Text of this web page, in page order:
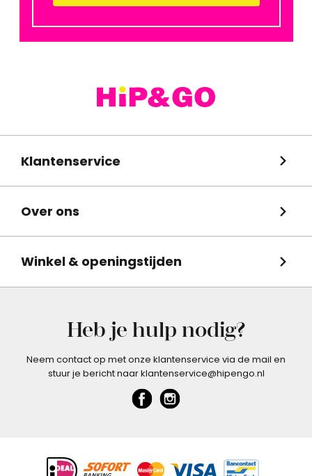
Klantenservice
Over ons
Winkel & openingstijden
Heb je hulp nodig?
Neem contact op met onze klantenservice via de mail en
stuur je bericht naar klantenservice@hipengo.nl